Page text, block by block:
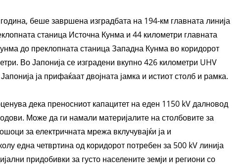
беше завршена изградбата на 194-км главната линија
станица Источна Кунма и 44 километри главната
до преклопната станица Западна Кунма во коридорот
Во Јапонија се изградени вкупно 426 километри UHV
ја прифаќаат двојната јамка и истиот столб и рамка.
дека преносниот капацитет на еден 1150 kV далновод
Може да ги намали материјалите на столбовите за
за електричната мрежа вклучувајќи ја и
една четвртина од коридорот потребен за 500 kV линија
придобивки за густо населените земји и региони со